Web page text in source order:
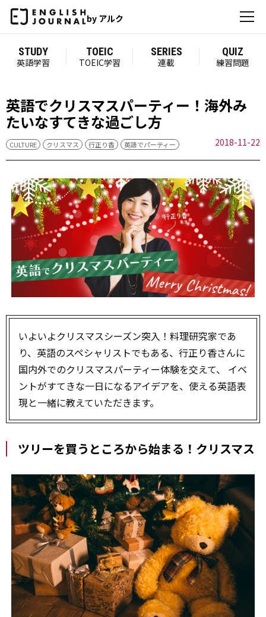
by アルク
STUDY
英語学習
TOEIC
TOEIC学習
SERIES
連載
QUIZ
練習問題
英語でクリスマスパーティー！海外み
たいなすてきな過ごし方
CULTURE クリスマス 行正り香 英語でパーティー 2018-11-22
いよいよクリスマスシーズン突入！料理研究家であ
り、英語のスペシャリストでもある、行正り香さんに
国内外でのクリスマスパーティー体験を交えて、 イベ
ントがすてきな一日になるアイデアを、使える英語表
現と一緒に教えていただきます。
ツリーを買うところから始まる！クリスマス